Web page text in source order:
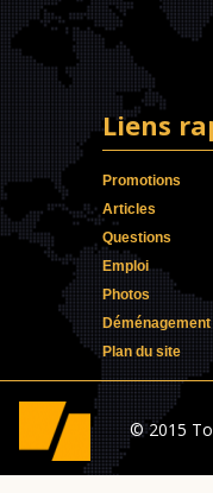
Promotions
Articles
Questions
Emploi
Photos
Plan du site
Liens
© 2015